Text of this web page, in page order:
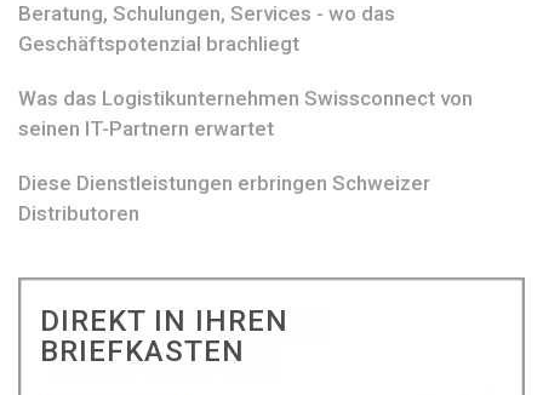
Beratung, Schulungen, Services - wo das
Geschäftspotenzial brachliegt
Was das Logistikunternehmen Swissconnect von
seinen IT-Partnern erwartet
Diese Dienstleistungen erbringen Schweizer
Distributoren
DIREKT IN IHREN
BRIEFKASTEN